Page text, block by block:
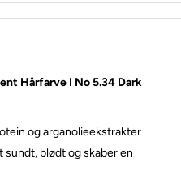
Hårfarve I No 5.34 Dark
og arganolieekstrakter
blødt og skaber en